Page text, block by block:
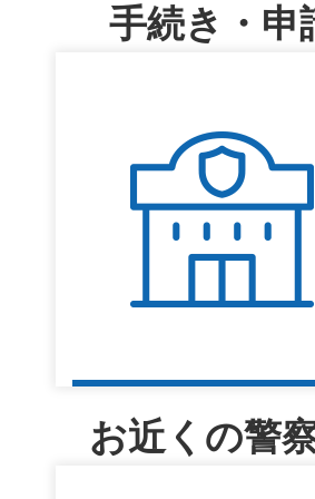
手続き・申
お近くの警